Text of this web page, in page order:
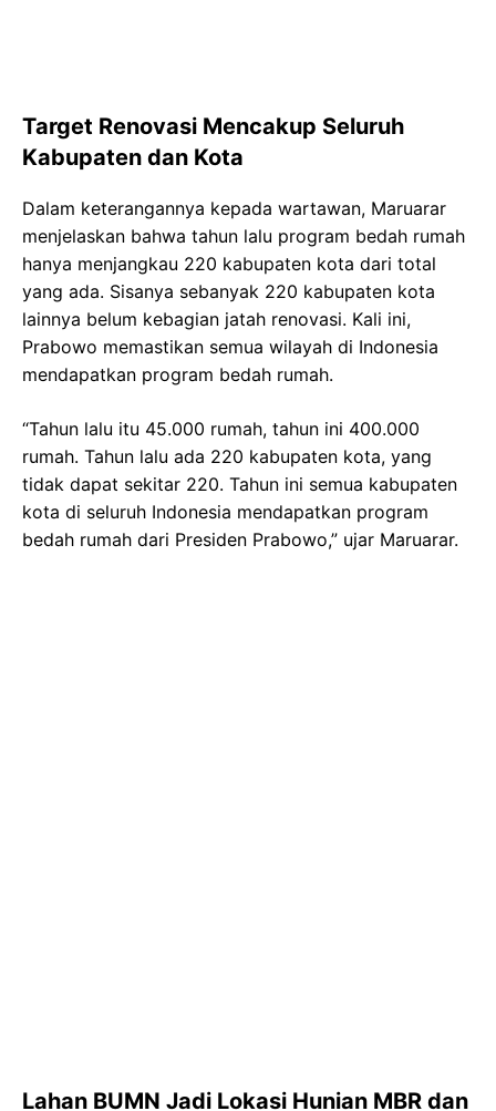
Target Renovasi Mencakup Seluruh
Kabupaten dan Kota
Dalam keterangannya kepada wartawan, Maruarar
menjelaskan bahwa tahun lalu program bedah rumah
hanya menjangkau 220 kabupaten kota dari total
yang ada. Sisanya sebanyak 220 kabupaten kota
lainnya belum kebagian jatah renovasi. Kali ini,
Prabowo memastikan semua wilayah di Indonesia
mendapatkan program bedah rumah.
“Tahun lalu itu 45.000 rumah, tahun ini 400.000
rumah. Tahun lalu ada 220 kabupaten kota, yang
tidak dapat sekitar 220. Tahun ini semua kabupaten
kota di seluruh Indonesia mendapatkan program
bedah rumah dari Presiden Prabowo,” ujar Maruarar.
Lahan BUMN Jadi Lokasi Hunian MBR dan